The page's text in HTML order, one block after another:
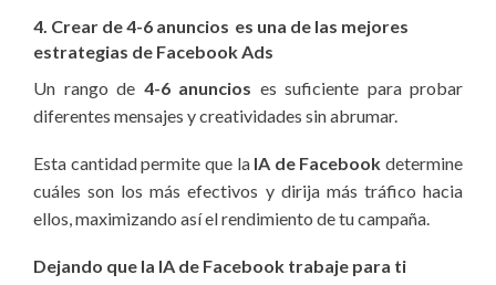
4. Crear de 4-6 anuncios es una de las mejores
estrategias de Facebook Ads
Un rango de 4-6 anuncios es suficiente para probar
diferentes mensajes y creatividades sin abrumar.
Esta cantidad permite que la IA de Facebook determine
cuáles son los más efectivos y dirija más tráfico hacia
ellos, maximizando así el rendimiento de tu campaña.
Dejando que la IA de Facebook trabaje para ti